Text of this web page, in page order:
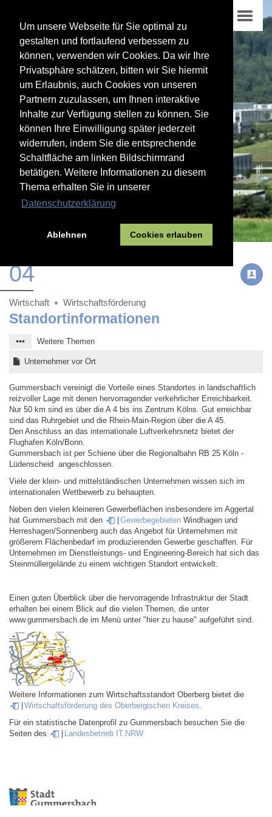
Um unsere Webseite für Sie optimal zu
gestalten und fortlaufend verbessern zu
können, verwenden wir Cookies. Da wir Ihre
Privatsphäre schätzen, bitten wir Sie hiermit
um Erlaubnis, auch Cookies von unseren
Partnern zuzulassen, um Ihnen interaktive
Inhalte zur Verfügung stellen zu können. Sie
können Ihre Einwilligung später jederzeit
widerrufen, indem Sie die entsprechende
Schaltfläche am linken Bildschirmrand
betätigen. Weitere Informationen zu diesem
Thema erhalten Sie in unserer
Datenschutzerklärung
Ablehnen Cookies erlauben
04
Wirtschaft Wirtschaftsförderung
Standortinformationen
Weitere Themen
Unternehmer vor Ort
Gummersbach vereinigt die Vorteile eines Standortes in landschaftlich
reizvoller Lage mit denen hervorragender verkehrlicher Erreichbarkeit.
Nur 50 km sind es über die A 4 bis ins Zentrum Kölns. Gut erreichbar
sind das Ruhrgebiet und die Rhein-Main-Region über die A 45.
Den Anschluss an das internationale Luftverkehrsnetz bietet der
Flughafen Köln/Bonn.
Gummersbach ist per Schiene über die Regionalbahn RB 25 Köln -
Lüdenscheid angeschlossen.
Viele der klein- und mittelständischen Unternehmen wissen sich im
internationalen Wettbewerb zu behaupten.
Neben den vielen kleineren Gewerbeflächen insbesondere im Aggertal
hat Gummersbach mit den
Gewerbegebieten Windhagen und
Herreshagen/Sonnenberg auch das Angebot für Unternehmen mit
größerem Flächenbedarf im produzierenden Gewerbe geschaffen. Für
Unternehmen im Dienstleistungs- und Engineering-Bereich hat sich das
Steinmüllergelände zu einem wichtigen Standort entwickelt.
Einen guten Überblick über die hervorragende Infrastruktur der Stadt
erhalten bei einem Blick auf die vielen Themen, die unter
www.gummersbach.de im Menü unter "hier zu hause" aufgeführt sind.
Weitere Informationen zum Wirtschaftsstandort Oberberg bietet die
Wirtschaftsförderung des Oberbergischen Kreises
Für ein statistische Datenprofil zu Gummersbach besuchen Sie die
Seiten des
Landesbetrieb IT.NRW